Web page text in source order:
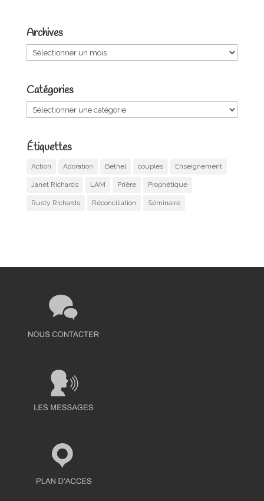
Archives
Archives
Catégories
Catégories
Étiquettes
Action Adoration Bethel couples Enseignement
Janet Richards LAM Prière Prophétique
Rusty Richards Réconciliation Séminaire